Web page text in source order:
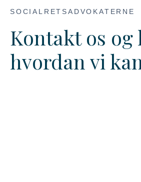
SOCIALRETSADVOKATERNE
Kontakt os og
hvordan vi